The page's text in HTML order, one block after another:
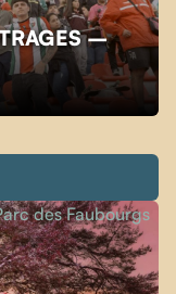
–
des Faubourgs